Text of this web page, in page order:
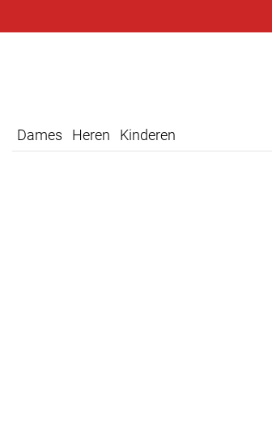
Dames Heren Kinderen